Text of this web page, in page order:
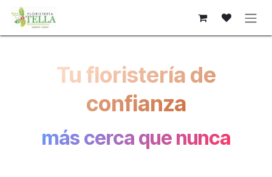
Ir al contenido
Tu floristería de
confianza
más cerca que nunca